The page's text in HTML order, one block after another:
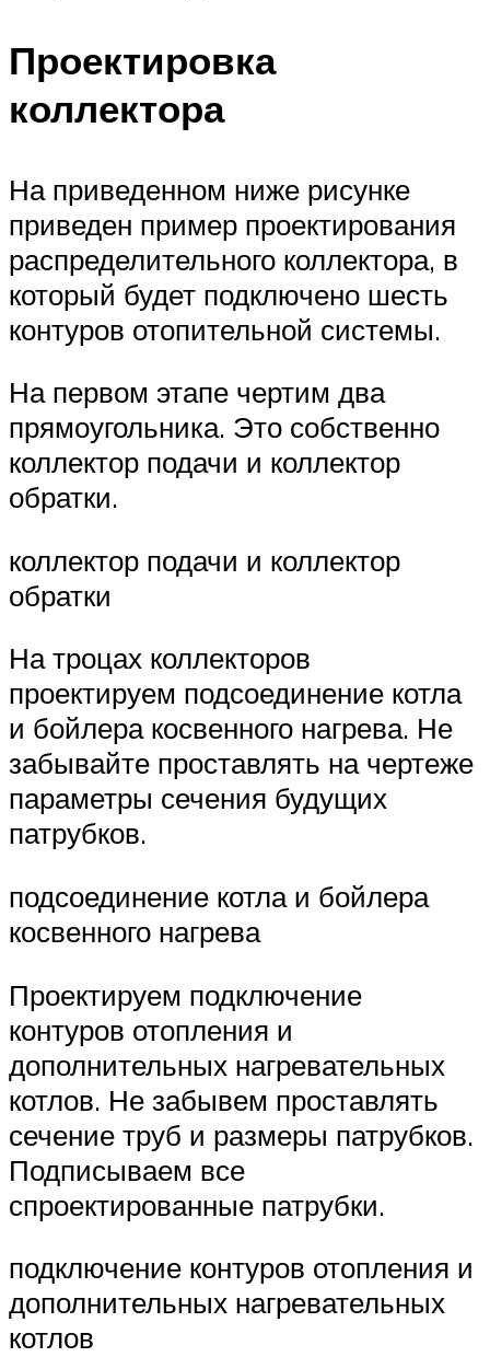
Проектировка
коллектора
На приведенном ниже рисунке
приведен пример проектирования
распределительного коллектора, в
который будет подключено шесть
контуров отопительной системы.
На первом этапе чертим два
прямоугольника. Это собственно
коллектор подачи и коллектор
обратки.
коллектор подачи и коллектор
обратки
На троцах коллекторов
проектируем подсоединение котла
и бойлера косвенного нагрева. Не
забывайте проставлять на чертеже
параметры сечения будущих
патрубков.
подсоединение котла и бойлера
косвенного нагрева
Проектируем подключение
контуров отопления и
дополнительных нагревательных
котлов. Не забывем проставлять
сечение труб и размеры патрубков.
Подписываем все
спроектированные патрубки.
подключение контуров отопления и
дополнительных нагревательных
котлов